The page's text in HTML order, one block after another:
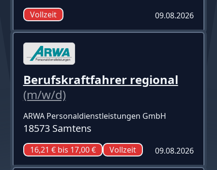
Vollzeit 09.08.2026
Berufskraftfahrer regional
(m/w/d)
ARWA Personaldienstleistungen GmbH
18573 Samtens
16,21 € bis 17,00 € Vollzeit 09.08.2026